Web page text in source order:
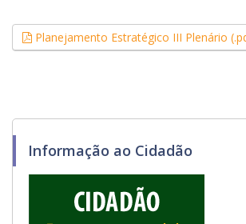
Planejamento Estratégico III Plenário
Informação ao Cidadão